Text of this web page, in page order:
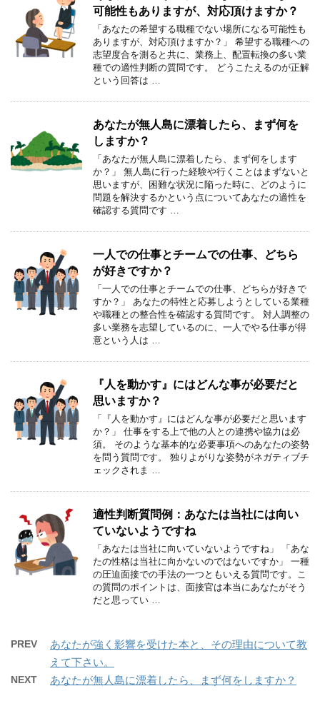
可能性もありますが、対応頂けますか？
「あなたの希望する職種でない場所になる可能性も
ありますが、対応頂けますか？」 希望する職種への
志望度合を測ると共に、業務上、配置転換の多い業
種での適性判断の質問です。 どうこたえるのが正解
という回答は …
あなたが無人島に漂着したら、まず何を
しますか？
「あなたが無人島に漂着したら、まず何をします
か？」 無人島に行った経験や行くことはまずないと
思いますが、困難な状況に陥った時に、どのように
問題を解決するかという点についてあなたの適性を
確認する質問です …
一人での仕事とチームでの仕事、どちら
が好きですか？
「一人での仕事とチームでの仕事、どちらが好きで
すか？」 あなたの特性と応募しようとしている業種
や職種との整合性を確認する質問です。 対人調整の
多い業務を志望しているのに、一人でやる仕事が得
意という人は …
『人を動かす』にはどんな事が必要だと
思いますか？
「『人を動かす』にはどんな事が必要だと思います
か？」 仕事をする上で他の人との連携や協力は必
須。 そのような基本的な必要事項へのあなたの姿勢
を問う質問です。 独りよがりな姿勢がネガティブチ
ェックされま …
適性判断質問例：あなたは当社には向い
ていないようですね
「あなたは当社に向いていないようですね」 「あな
たの性格は当社に向かないのではないですか」 一種
の圧迫面接での手法の一つともいえる質問です。こ
の質問のポイントは、面接官は本当にあなたがそう
だと思ってい …
PREV
あなたが強く影響を受けた本と、その理由について教
えて下さい。
NEXT あなたが無人島に漂着したら、まず何をしますか？